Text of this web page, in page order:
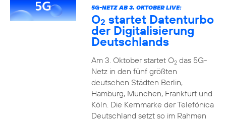
5G-NETZ AB 3. OKTOBER LIVE:
O2 startet Datenturbo
der Digitalisierung
Deutschlands
Am 3. Oktober startet O2das 5G-
Netz in den fünf größten
deutschen Städten Berlin,
Hamburg, München, Frankfurt und
Köln. Die Kernmarke der Telefónica
Deutschland setzt so im Rahmen